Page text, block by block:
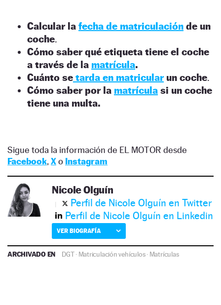
Calcular la fecha de matriculación de un
coche.
Cómo saber qué etiqueta tiene el coche
a través de la matrícula.
Cuánto se tarda en matricularun coche.
Cómo saber por la matrícula si un coche
tiene una multa.
Sigue toda la información de EL MOTOR desde
Facebook, Xo Instagram
Nicole Olguín
Perfil de Nicole Olguín en Twitter
Perfil de Nicole Olguín en Linkedin
VER BIOGRAFÍA
ARCHIVADO EN DGT· Matriculación vehículos· Matrículas